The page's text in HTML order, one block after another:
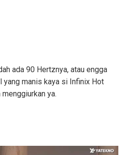
ada 90 Hertznya, atau engga
yang manis kaya si Infinix Hot
ya.